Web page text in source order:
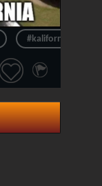
#kalifornia